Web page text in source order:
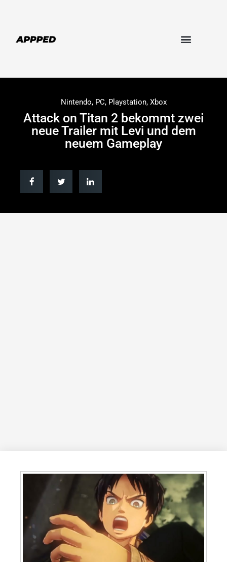
Nintendo, PC, Playstation, Xbox
Attack on Titan 2 bekommt zwei
neue Trailer mit Levi und dem
neuem Gameplay